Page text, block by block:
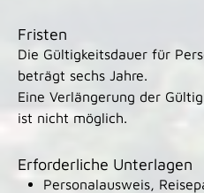
Fristen
Die Gültigkeitsdauer für
beträgt sechs Jahre.
Eine Verlängerung der
ist nicht möglich.
Erforderliche Unterlagen
Personalausweis,